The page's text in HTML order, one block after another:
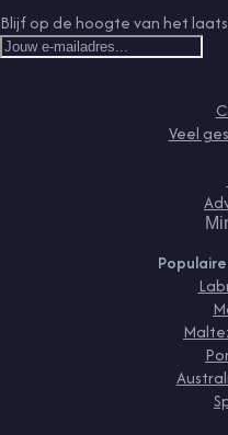
Blijf op de hoogte van het
Veel